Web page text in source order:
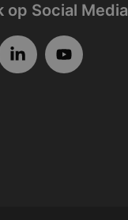
op Social Media